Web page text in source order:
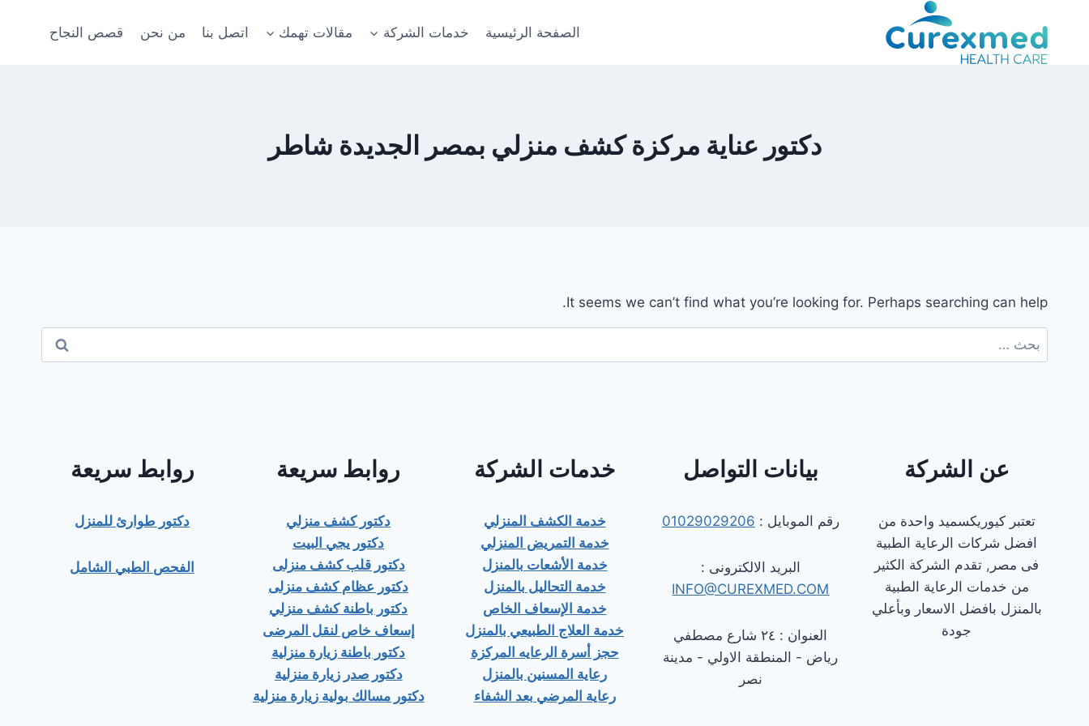
المحتوى
الصفحة الرئيسية خدمات الشركة مقالات تهمك اتصل بنا من نحن قصص النجاح
دكتور عناية مركزة كشف منزلي بمصر الجديدة شاطر
It seems we can’t find what you’re looking for. Perhaps searching can help.
عن:
عن الشركة
تعتبر كيوريكسميد واحدة من
افضل شركات الرعاية الطبية
فى مصر, تقدم الشركة الكثير
من خدمات الرعاية الطبية
بالمنزل بافضل الاسعار وبأعلي
جودة
بيانات التواصل
رقم الموبايل : 01029029206
البريد الالكترونى :
INFO@CUREXMED.COM
العنوان : ٢٤ شارع مصطفي
رياض - المنطقة الاولي - مدينة
نصر
خدمات الشركة
خدمة الكشف المنزلي
خدمة التمريض المنزلي
خدمة الأشعات بالمنزل
خدمة التحاليل بالمنزل
خدمة الإسعاف الخاص
خدمة العلاج الطبيعي بالمنزل
حجز أسرة الرعايه المركزة
رعاية المسنين بالمنزل
رعاية المرضي بعد الشفاء
روابط سريعة
دكتور كشف منزلي
دكتور يجي البيت
دكتور قلب كشف منزلى
دكتور عظام كشف منزلى
دكتور باطنة كشف منزلي
إسعاف خاص لنقل المرضى
دكتور باطنة زيارة منزلية
دكتور صدر زيارة منزلية
دكتور مسالك بولية زيارة منزلية
روابط سريعة
دكتور طوارئ للمنزل
الفحص الطبي الشامل